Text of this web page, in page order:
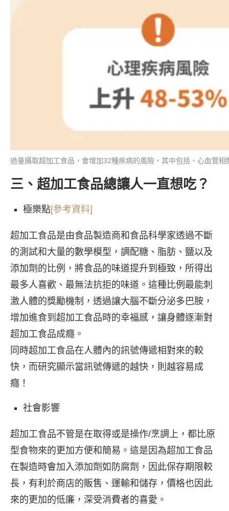
過量攝取超加工食品，會增加32種疾病的風險，其中包括、心血管
三、 超加工食品總讓人一直想吃？
極樂點[參考資料]
超加工食品是由食品製造商和食品科學家透過不斷
的測試和大量的數學模型，調配糖、脂肪、鹽以及
添加劑的比例，將食品的味道提升到極致，所得出
最多人喜歡、最無法抗拒的味道。這種比例最能刺
激人體的獎勵機制，透過讓大腦不斷分泌多巴胺，
增加進食到超加工食品時的幸福感，讓身體逐漸對
超加工食品成癮。
同時超加工食品在人體內的訊號傳遞相對來的較
快，而研究顯示當訊號傳遞的越快，則越容易成
癮！
社會影響
超加工食品不管是在取得或是操作/烹調上，都比原
型食物來的更加方便和簡易。這是因為超加工食品
在製造時會加入添加劑如防腐劑，因此保存期限較
長，有利於商店的販售、運輸和儲存，價格也因此
來的更加的低廉，深受消費者的喜愛。